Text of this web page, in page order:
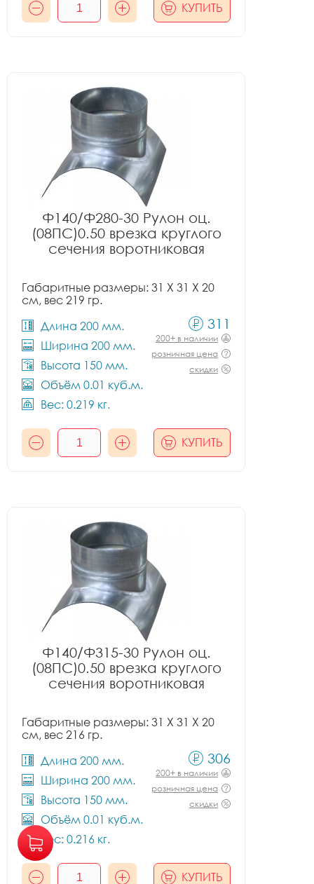
КУПИТЬ
Ф140/Ф280-30 Рулон оц.
(08ПС)0.50 врезка круглого
сечения воротниковая
Габаритные размеры: 31 X 31 X 20
см, вес 219 гр.
Длина 200 мм.
Ширина 200 мм.
Высота 150 мм.
Объём 0.01 куб.м.
Вес: 0.219 кг.
311
200+ в наличии
розничная цена
скидки
КУПИТЬ
Ф140/Ф315-30 Рулон оц.
(08ПС)0.50 врезка круглого
сечения воротниковая
Габаритные размеры: 31 X 31 X 20
см, вес 216 гр.
Длина 200 мм.
Ширина 200 мм.
Высота 150 мм.
Объём 0.01 куб.м.
Вес: 0.216 кг.
306
200+ в наличии
розничная цена
скидки
КУПИТЬ